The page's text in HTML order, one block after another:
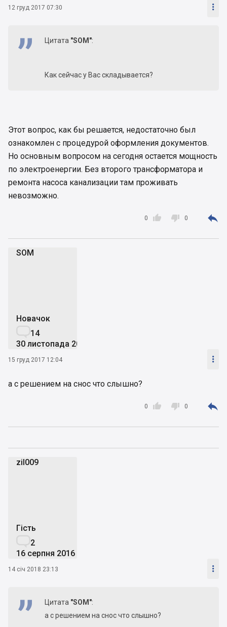
12 груд 2017 07:30 
Цитата "SOM":
Как сейчас у Вас складывается?
Этот вопрос, как бы решается, недостаточно был
ознакомлен с процедурой оформления документов.
Но основным вопросом на сегодня остается мощность
по электроенергии. Без второго трансформатора и
ремонта насоса канализации там проживать
невозможно.

0  0 
SOM
Новачок
14
30 листопада 2007
15 груд 2017 12:04 
а с решением на снос что слышно?

0  0 
zil009
Гість
2
16 серпня 2016
14 січ 2018 23:13 
Цитата "SOM":
а с решением на снос что слышно?